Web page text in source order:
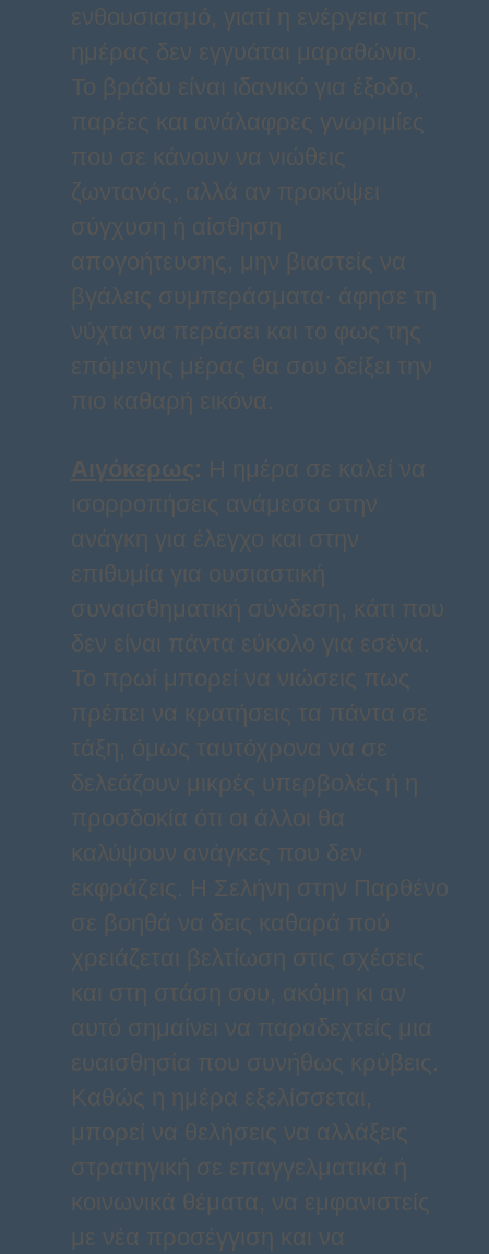
ενθουσιασμό, γιατί η ενέργεια της
ημέρας δεν εγγυάται μαραθώνιο.
Το βράδυ είναι ιδανικό για έξοδο,
παρέες και ανάλαφρες γνωριμίες
που σε κάνουν να νιώθεις
ζωντανός, αλλά αν προκύψει
σύγχυση ή αίσθηση
απογοήτευσης, μην βιαστείς να
βγάλεις συμπεράσματα· άφησε τη
νύχτα να περάσει και το φως της
επόμενης μέρας θα σου δείξει την
πιο καθαρή εικόνα.
Αιγόκερως: Η ημέρα σε καλεί να
ισορροπήσεις ανάμεσα στην
ανάγκη για έλεγχο και στην
επιθυμία για ουσιαστική
συναισθηματική σύνδεση, κάτι που
δεν είναι πάντα εύκολο για εσένα.
Το πρωί μπορεί να νιώσεις πως
πρέπει να κρατήσεις τα πάντα σε
τάξη, όμως ταυτόχρονα να σε
δελεάζουν μικρές υπερβολές ή η
προσδοκία ότι οι άλλοι θα
καλύψουν ανάγκες που δεν
εκφράζεις. Η Σελήνη στην Παρθένο
σε βοηθά να δεις καθαρά πού
χρειάζεται βελτίωση στις σχέσεις
και στη στάση σου, ακόμη κι αν
αυτό σημαίνει να παραδεχτείς μια
ευαισθησία που συνήθως κρύβεις.
Καθώς η ημέρα εξελίσσεται,
μπορεί να θελήσεις να αλλάξεις
στρατηγική σε επαγγελματικά ή
κοινωνικά θέματα, να εμφανιστείς
με νέα προσέγγιση και να